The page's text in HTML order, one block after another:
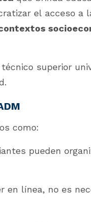
el acceso a
superior
como:
pueden
en línea, no es